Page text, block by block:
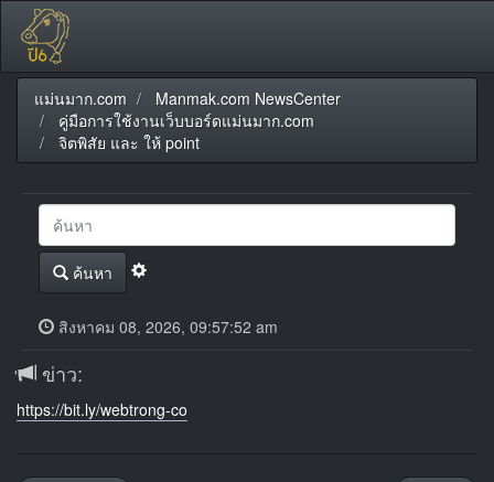
แม่นมาก.com
Manmak.com NewsCenter
คู่มือการใช้งานเว็บบอร์ดแม่นมาก.com
จิตพิสัย และ ให้ point
ค้นหา
สิงหาคม 08, 2026, 09:57:52 am
ข่าว:
https://bit.ly/webtrong-co